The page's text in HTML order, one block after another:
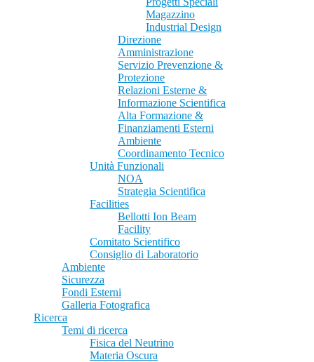
Magazzino
Industrial Design
Direzione
Amministrazione
Servizio Prevenzione &
Protezione
Relazioni Esterne &
Informazione Scientifica
Alta Formazione &
Finanziamenti Esterni
Ambiente
Coordinamento Tecnico
Unità Funzionali
NOA
Strategia Scientifica
Facilities
Bellotti Ion Beam
Facility
Comitato Scientifico
Consiglio di Laboratorio
Ambiente
Sicurezza
Fondi Esterni
Galleria Fotografica
Ricerca
Temi di ricerca
Fisica del Neutrino
Materia Oscura